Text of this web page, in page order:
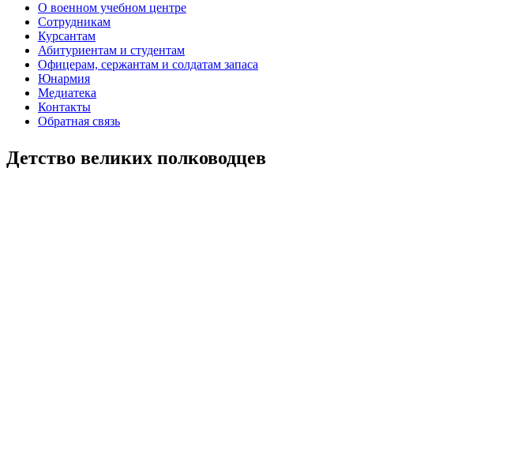
О военном учебном центре
Сотрудникам
Курсантам
Абитуриентам и студентам
Офицерам, сержантам и солдатам запаса
Юнармия
Медиатека
Контакты
Обратная связь
Детство великих полководцев